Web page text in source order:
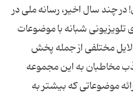
در چند سال اخیر، رسانه ملی در
شبانه با موضوعات
مختلفی از جمله پخش
مخاطبان به این مجموعه
موضوعاتی که بیشتر به